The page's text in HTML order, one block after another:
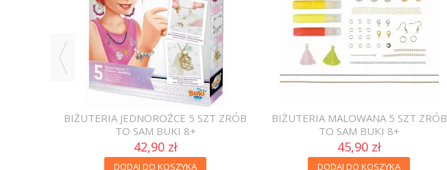
BIŻUTERIA JEDNOROŻCE 5 SZT ZRÓB
TO SAM BUKI 8+
42,90 zł
DODAJ DO KOSZYKA
BIŻUTERIA MALOWANA 5 SZT ZRÓB
TO SAM BUKI 8+
45,90 zł
DODAJ DO KOSZYKA